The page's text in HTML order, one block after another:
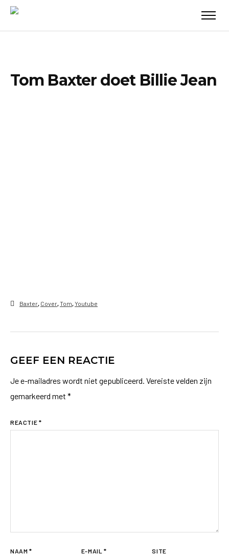
Tom Baxter doet Billie Jean
Baxter, Cover,Tom,Youtube
GEEF EEN REACTIE
Je e-mailadres wordt niet gepubliceerd. Vereiste velden zijn
gemarkeerd met *
REACTIE *
NAAM * E-MAIL * SITE